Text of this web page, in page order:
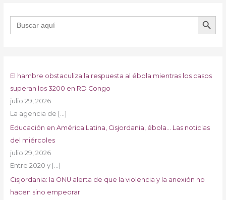
Buscar: BOTÓN DE
El hambre obstaculiza la respuesta al ébola mientras los casos
superan los 3200 en RD Congo
julio 29, 2026
La agencia de […]
Educación en América Latina, Cisjordania, ébola… Las noticias
del miércoles
julio 29, 2026
Entre 2020 y […]
Cisjordania: la ONU alerta de que la violencia y la anexión no
hacen sino empeorar